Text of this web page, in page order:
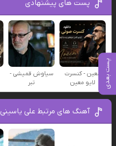
پست بعدی
پست های پیشنهادی
معین - کنسرت
لایو معین
سیاوش قمیشی -
تبر
آهنگ های مرتبط علی یاسینی